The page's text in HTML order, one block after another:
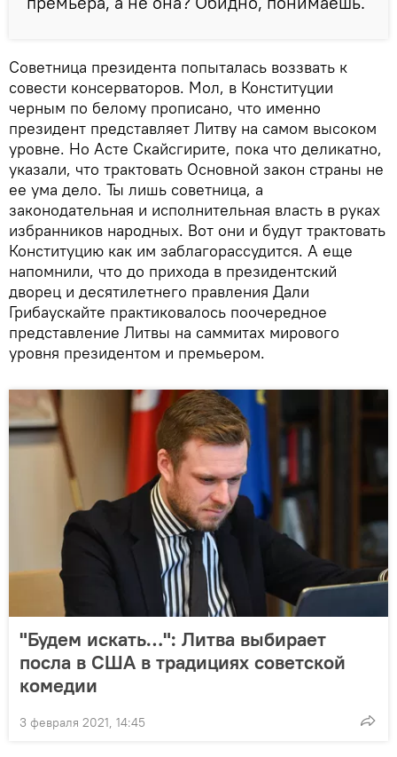
Советница президента попыталась воззвать к
совести консерваторов. Мол, в Конституции
черным по белому прописано, что именно
президент представляет Литву на самом высоком
уровне. Но Асте Скайсгирите, пока что деликатно,
указали, что трактовать Основной закон страны не
ее ума дело. Ты лишь советница, а
законодательная и исполнительная власть в руках
избранников народных. Вот они и будут трактовать
Конституцию как им заблагорассудится. А еще
напомнили, что до прихода в президентский
дворец и десятилетнего правления Дали
Грибаускайте практиковалось поочередное
представление Литвы на саммитах мирового
уровня президентом и премьером.
"Будем искать…": Литва выбирает
посла в США в традициях советской
комедии
3 февраля 2021, 14:45